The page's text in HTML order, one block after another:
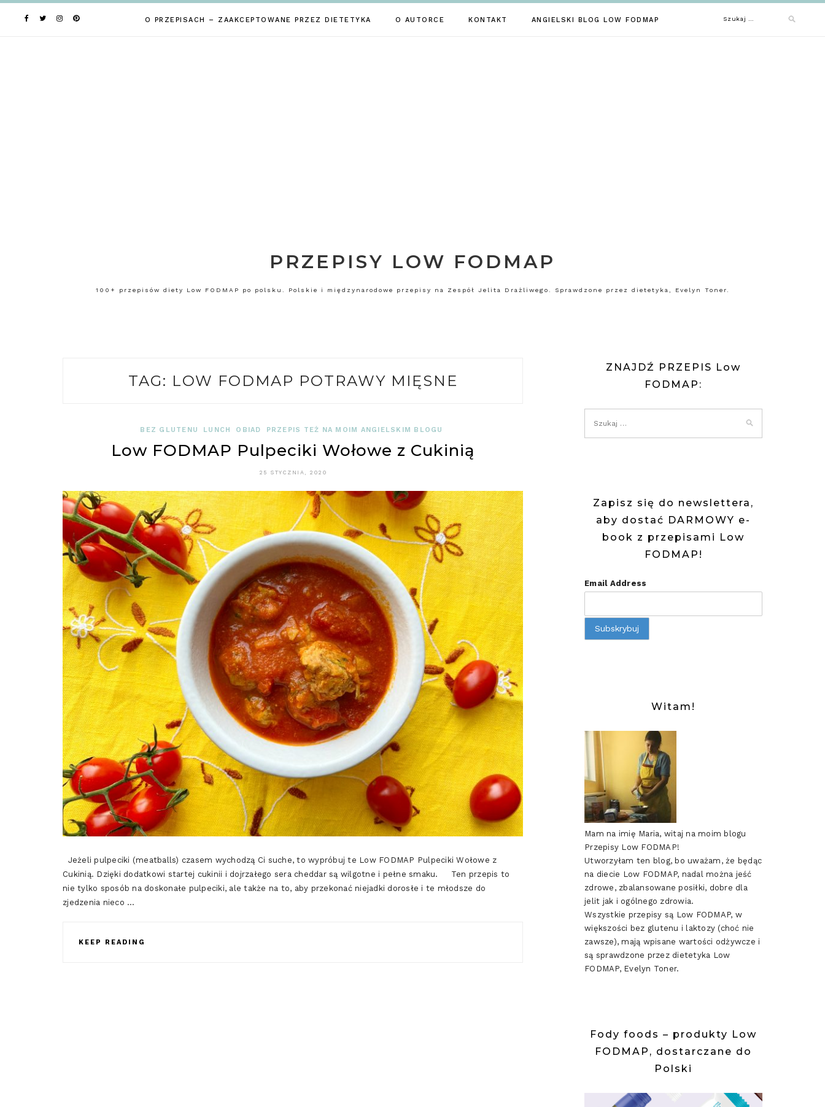
O PRZEPISACH – ZAAKCEPTOWANE PRZEZ DIETETYKA O AUTORCE KONTAKT ANGIELSKI BLOG LOW FODMAP Szukaj:
PRZEPISY LOW FODMAP
100+ przepisów diety Low FODMAP po polsku. Polskie i międzynarodowe przepisy na Zespół Jelita Drażliwego. Sprawdzone przez dietetyka, Evelyn Toner.
TAG: LOW FODMAP POTRAWY MIĘSNE
BEZ GLUTENU LUNCH OBIAD PRZEPIS TEŻ NA MOIM ANGIELSKIM BLOGU
Low FODMAP Pulpeciki Wołowe z Cukinią
25 STYCZNIA, 2020
Jeżeli pulpeciki (meatballs) czasem wychodzą Ci suche, to wypróbuj te Low FODMAP Pulpeciki Wołowe z
Cukinią. Dzięki dodatkowi startej cukinii i dojrzałego sera cheddar są wilgotne i pełne smaku. Ten przepis to
nie tylko sposób na doskonałe pulpeciki, ale także na to, aby przekonać niejadki dorosłe i te młodsze do
zjedzenia nieco …
KEEP READING
ZNAJDŹ PRZEPIS Low
FODMAP:
Zapisz się do newslettera,
aby dostać DARMOWY e-
book z przepisami Low
FODMAP!
Email Address
Witam!
Mam na imię Maria, witaj na moim blogu
Przepisy Low FODMAP!
Utworzyłam ten blog, bo uważam, że będąc
na diecie Low FODMAP, nadal można jeść
zdrowe, zbalansowane posiłki, dobre dla
jelit jak i ogólnego zdrowia.
Wszystkie przepisy są Low FODMAP, w
większości bez glutenu i laktozy (choć nie
zawsze), mają wpisane wartości odżywcze i
są sprawdzone przez dietetyka Low
FODMAP, Evelyn Toner.
Fody foods – produkty Low
FODMAP, dostarczane do
Polski